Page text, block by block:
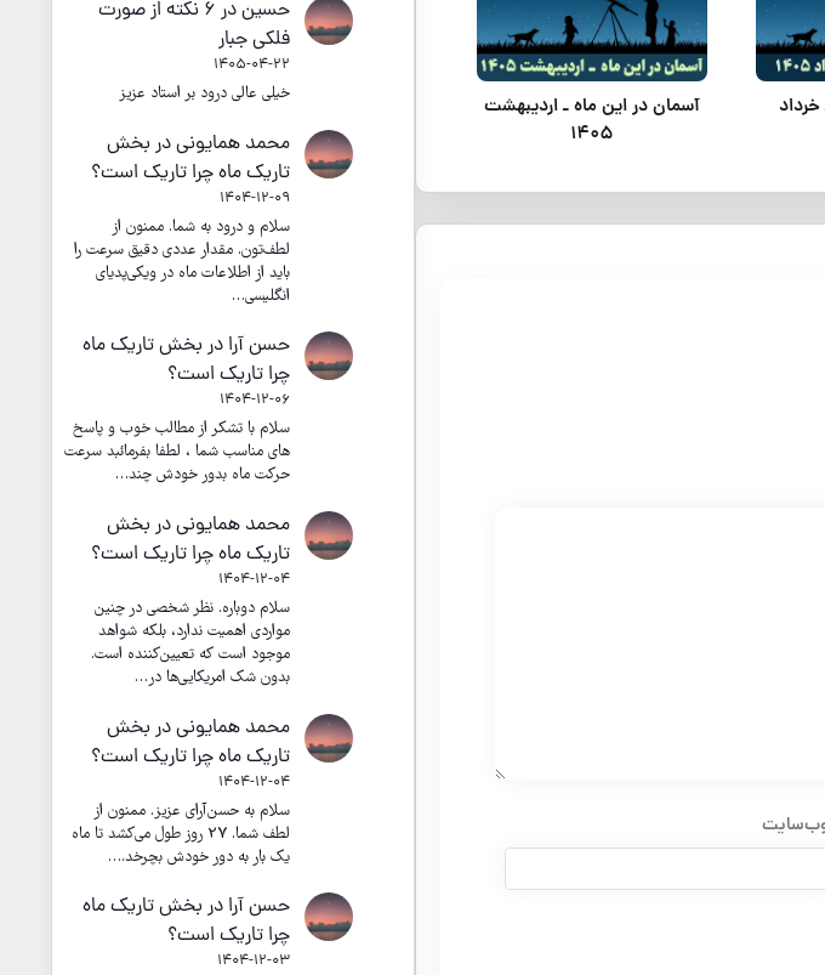
آسمان در این ماه ـ اردیبهشت
1405
حسیندر
۶ نکته از صورت
فلکی جبار
1405-04-22
خیلی عالی درود بر استاد عزیز
محمد همایونیدر بخش
تاریک ماه چرا تاریک است؟
1404-12-09
سلام و درود به شما. ممنون از
لطف‌تون. مقدار عددی دقیق سرعت را
باید از اطلاعات ماه در ویکی‌پدیای
انگلیسی…
حسن آرا در بخش تاریک ماه
چرا تاریک است؟
1404-12-06
سلام با تشکر از مطالب خوب و پاسخ
های مناسب شما ، لطفا بفرمائبد سرعت
حرکت ماه بدور خودش چند…
محمد همایونیدر بخش
تاریک ماه چرا تاریک است؟
1404-12-04
سلام دوباره. نظر شخصی در چنین
مواردی اهمیت ندارد، بلکه شواهد
موجود است که تعیین‌کننده است.
بدون شک امریکایی‌ها در…
محمد همایونیدر بخش
تاریک ماه چرا تاریک است؟
1404-12-04
سلام به حسن‌آرای عزیز. ممنون از
لطف شما. 27 روز طول می‌کشد تا ماه
یک بار به دور خودش بچرخد.…
حسن آرا در بخش تاریک ماه
چرا تاریک است؟
1404-12-03